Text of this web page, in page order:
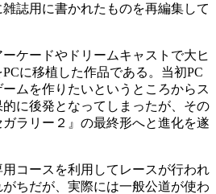
誌用に書かれたものを再編集して
ーケードやドリームキャストで大ヒ
に移植した作品である。当初PC
ムを作りたいというところからス
に後発となってしまったが、その
ラリー２』の最終形へと進化を遂
コースを利用してレースが行われ
ちだが、実際には一般公道が使わ